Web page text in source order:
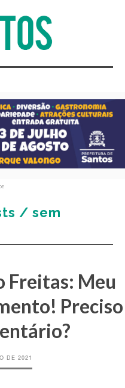
/ sem
Freitas: Meu
Preciso
DE 2021